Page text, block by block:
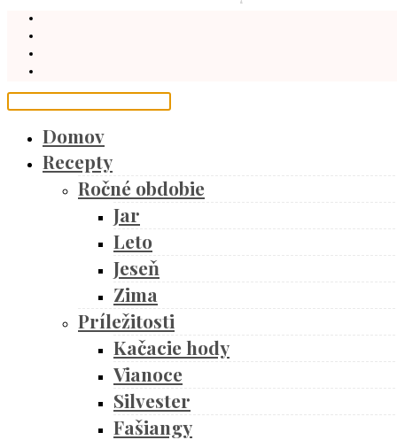
Domov
Recepty
Ročné obdobie
Jar
Leto
Jeseň
Zima
Príležitosti
Kačacie hody
Vianoce
Silvester
Fašiangy